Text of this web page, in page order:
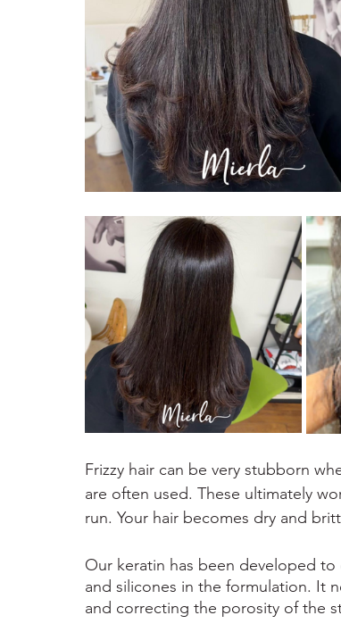
Frizzy hair can be very stubborn
are often used. These ultimately
run. Your hair becomes dry and
Our keratin has been developed
and silicones in the formulation. It
and correcting the porosity of the